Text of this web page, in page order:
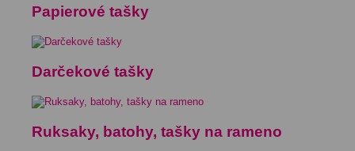
Papierové tašky
Darčekové tašky
Ruksaky, batohy, tašky na rameno